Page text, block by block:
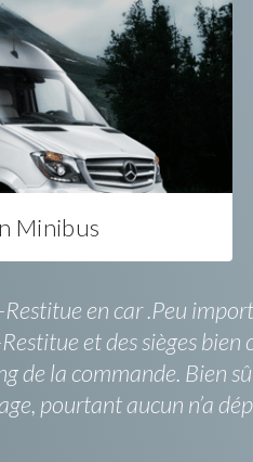
Minibus
en car .Peu
et des sièges
de la commande. Bien
pourtant aucun n’a